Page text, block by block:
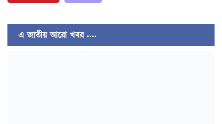
এ জাতীয় আরো খবর ....